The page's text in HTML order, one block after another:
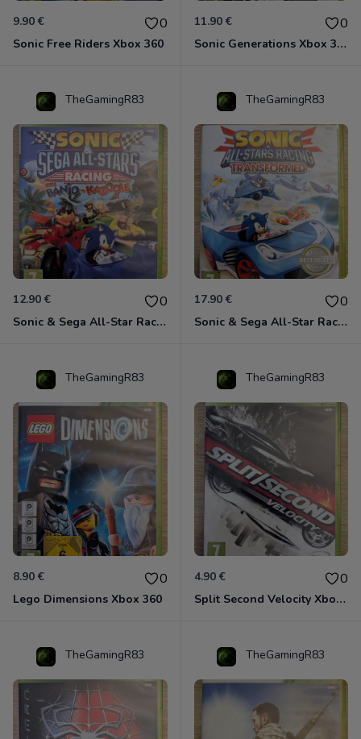
9.90 € 0
Sonic Free Riders Xbox 360
11.90 € 0
Sonic Generations Xbox 360
TheGamingR83
12.90 € 0
Sonic & Sega All-Star Racing avec Banjo-Kazooie Xbox 360
TheGamingR83
17.90 € 0
Sonic & Sega All-Star Racing - Transformed Xbox 360
TheGamingR83
8.90 € 0
Lego Dimensions Xbox 360
TheGamingR83
4.90 € 0
Split Second Velocity Xbox 360
TheGamingR83 TheGamingR83